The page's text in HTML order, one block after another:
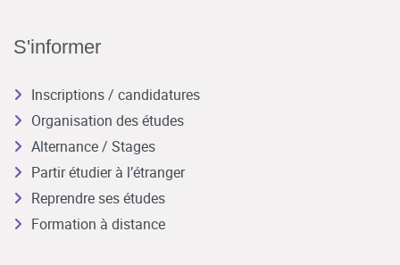
S'informer
Inscriptions / candidatures
Organisation des études
Alternance / Stages
Partir étudier à l’étranger
Reprendre ses études
Formation à distance